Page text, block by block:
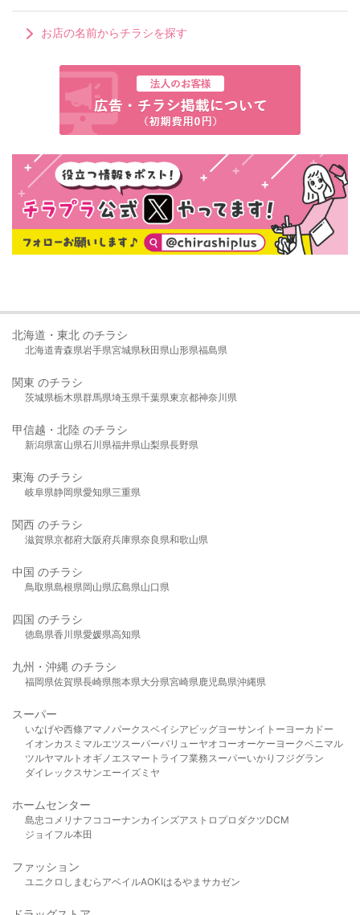
お店の名前からチラシを探す
北海道・東北 のチラシ
北海道青森県岩手県宮城県秋田県山形県福島県
関東 のチラシ
茨城県栃木県群馬県埼玉県千葉県東京都神奈川県
甲信越・北陸 のチラシ
新潟県富山県石川県福井県山梨県長野県
東海 のチラシ
岐阜県静岡県愛知県三重県
関西 のチラシ
滋賀県京都府大阪府兵庫県奈良県和歌山県
中国 のチラシ
鳥取県島根県岡山県広島県山口県
四国 のチラシ
徳島県香川県愛媛県高知県
九州・沖縄 のチラシ
福岡県佐賀県長崎県熊本県大分県宮崎県鹿児島県沖縄県
スーパー
いなげや西條アマノパークスベイシア ビッグヨーサンイトーヨーカドー
イオンカスミ マルエツスーパーバリューヤオコーオーケー ヨークベニマル
ツルヤマルト オギノ エスマート ライフ業務スーパーいかり フジグラン
ダイレックスサンエーイズミヤ
ホームセンター
島忠 コメリ ナフコ コーナンカインズアストロプロダクツDCM
ジョイフル本田
ファッション
ユニクロ しまむら アベイルAOKIはるやま サカゼン